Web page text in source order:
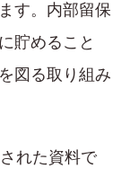
す。内部留保
貯めること
図る取り組み
れた資料で